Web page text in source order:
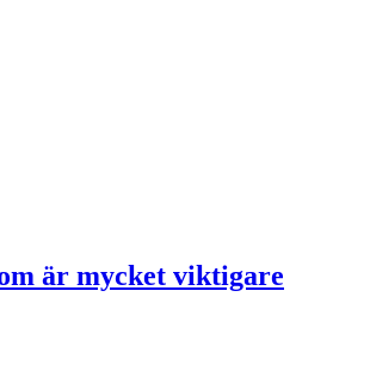
är mycket viktigare